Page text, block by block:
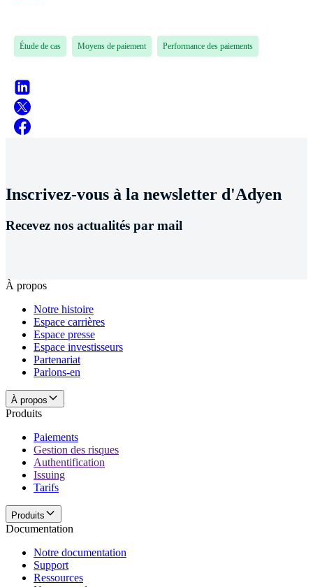
Étude de cas Moyens de paiement Performance des paiements
Inscrivez-vous à la newsletter d'Adyen
Recevez nos actualités par mail
À propos
Notre histoire
Espace carrières
Espace presse
Espace investisseurs
Partenariat
Parlons-en
À propos
Produits
Paiements
Gestion des risques
Authentification
Issuing
Tarifs
Produits
Documentation
Notre documentation
Support
Ressources